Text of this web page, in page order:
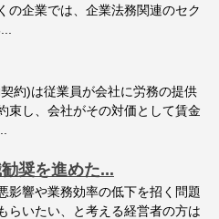
の企業では、企業法務関連のセク
約)は従業員が会社に労務の提供
束し、会社がその対価として賃金
奨を進めた...
影響や業務効率の低下を招く問題
らいたい、と考える経営者の方は